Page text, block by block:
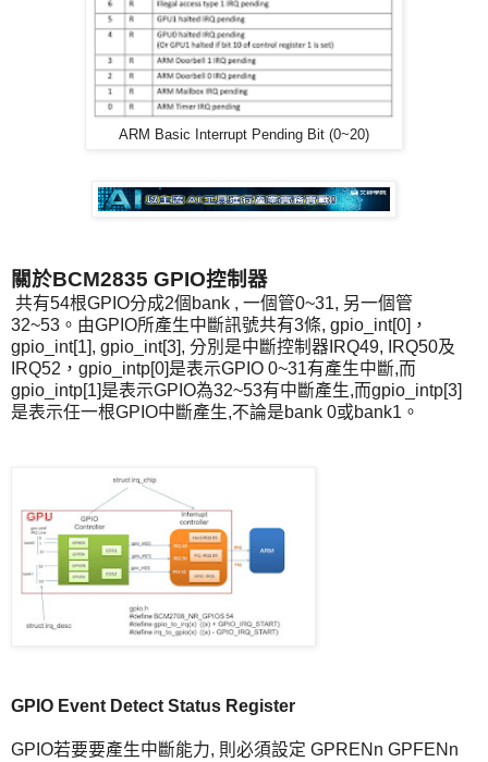
ARM Basic Interrupt Pending Bit (0~20)
關於BCM2835 GPIO控制器
共有54根GPIO分成2個bank , 一個管0~31, 另一個管
32~53。由GPIO所產生中斷訊號共有3條, gpio_int[0]，
gpio_int[1], gpio_int[3], 分別是中斷控制器IRQ49, IRQ50及
IRQ52，gpio_intp[0]是表示GPIO 0~31有產生中斷,而
gpio_intp[1]是表示GPIO為32~53有中斷產生,而gpio_intp[3]
是表示任一根GPIO中斷產生,不論是bank 0或bank1。
GPIO Event Detect Status Register
GPIO若要要產生中斷能力, 則必須設定 GPRENn GPFENn